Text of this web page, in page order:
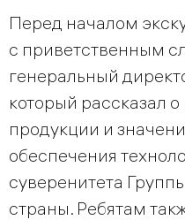
Перед началом
с приветственным
генеральный
который рассказал
продукции и
обеспечения
суверенитета
страны. Ребятам